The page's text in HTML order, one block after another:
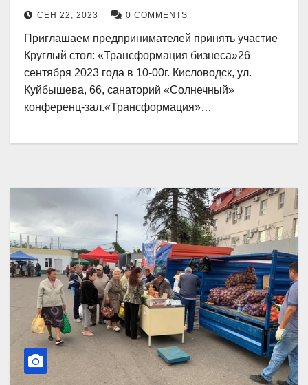
СЕН 22, 2023 0 COMMENTS
Приглашаем предпринимателей принять участие
Круглый стол: «Трансформация бизнеса»26
сентября 2023 года в 10-00г. Кисловодск, ул.
Куйбышева, 66, санаторий «Солнечный»
конференц-зал.«Трансформация»…